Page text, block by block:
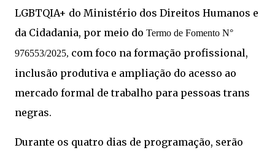
LGBTQIA+ do Ministério dos Direitos Humanos e
da Cidadania, por meio do Termo de Fomento N°
976553/2025, com foco na formação profissional,
inclusão produtiva e ampliação do acesso ao
mercado formal de trabalho para pessoas trans
negras.
Durante os quatro dias de programação, serão